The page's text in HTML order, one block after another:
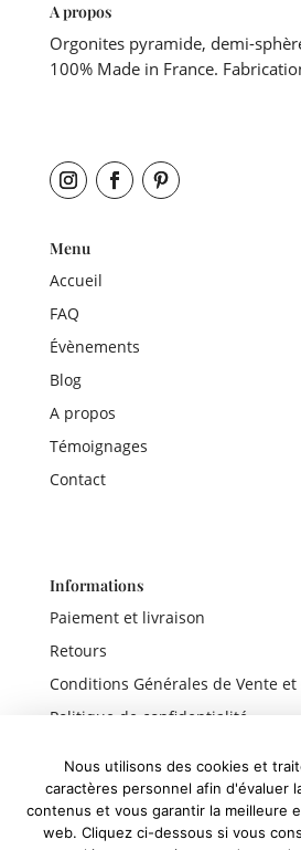
A propos
Orgonites pyramide, demi-
100% Made in France.
Menu
Accueil
FAQ
Évènements
Blog
A propos
Témoignages
Contact
Informations
Paiement et livraison
Retours
Conditions Générales de Vente et
Politique de confidentialité
Nous utilisons des cookies et
caractères personnel afin d'évaluer
contenus et vous garantir la meilleure
web. Cliquez ci-dessous si vous